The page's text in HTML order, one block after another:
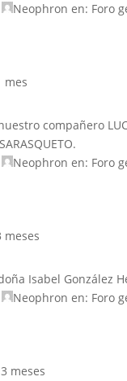
Neophron en: Foro
mes
compañero
Neophron en: Foro
meses
Isabel González
Neophron en: Foro
meses